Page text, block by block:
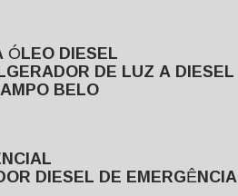
ÓLEO DIESEL
GERADOR DE LUZ A DIESEL
BELO
DIESEL DE EMERGÊNCIA